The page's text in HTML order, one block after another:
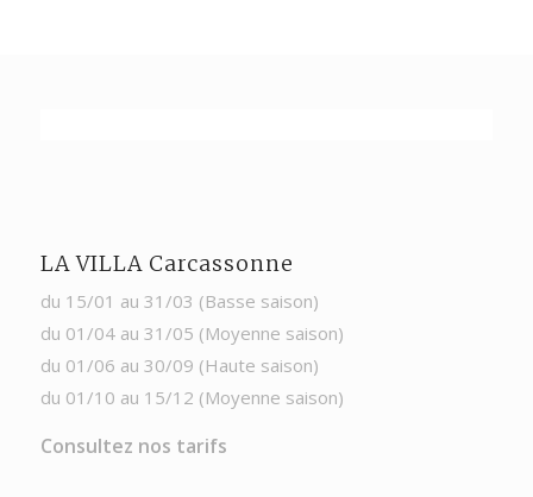
LA VILLA Carcassonne
du 15/01 au 31/03 (Basse saison)
du 01/04 au 31/05 (Moyenne saison)
du 01/06 au 30/09 (Haute saison)
du 01/10 au 15/12 (Moyenne saison)
Consultez nos tarifs